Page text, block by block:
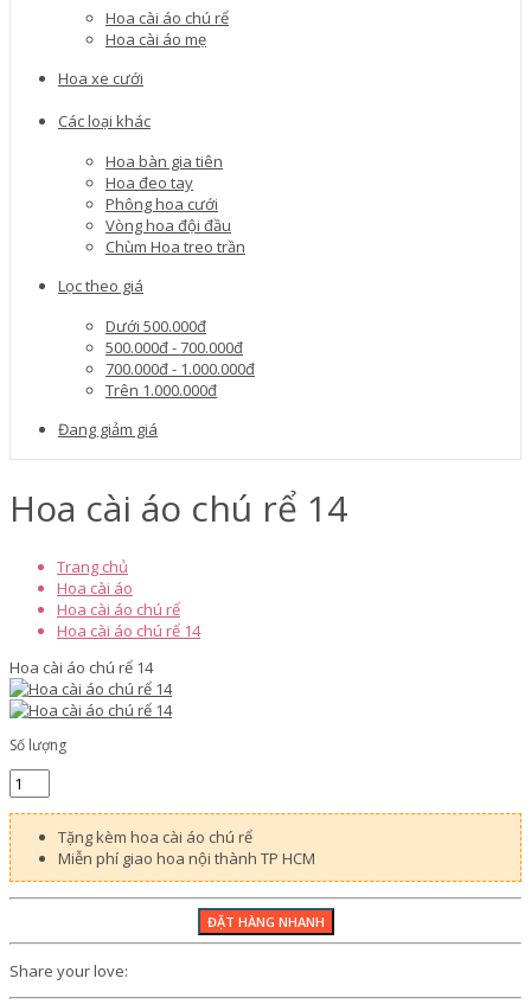
Hoa cài áo chú rể
Hoa cài áo mẹ
Hoa xe cưới
Các loại khác
Hoa bàn gia tiên
Hoa đeo tay
Phông hoa cưới
Vòng hoa đội đầu
Chùm Hoa treo trần
Lọc theo giá
Dưới 500.000đ
500.000đ - 700.000đ
700.000đ - 1.000.000đ
Trên 1.000.000đ
Đang giảm giá
Hoa cài áo chú rể 14
Trang chủ
Hoa cài áo
Hoa cài áo chú rể
Hoa cài áo chú rể 14
Hoa cài áo chú rể 14
Số lượng
Tặng kèm hoa cài áo chú rể
Miễn phí giao hoa nội thành TP HCM
Share your love: